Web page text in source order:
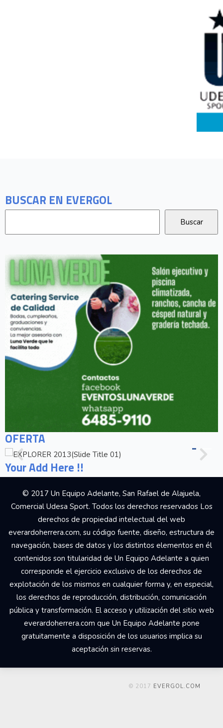
BUSCAR EN EVERGOL
OFERTA
Your Add Here !!
© 2017 Un Equipo Adelante, San Rafael de Alajuela,
Comercial Udesa Sport. Todos los derechos reservados Los
derechos de propiedad intelectual del web
everardoherrera.com, su código fuente, diseño, estructura de
navegación, bases de datos y los distintos elementos en él
contenidos son titularidad de Un Equipo Adelante a quien
corresponde el ejercicio exclusivo de los derechos de
explotación de los mismos en cualquier forma y, en especial,
los derechos de reproducción, distribución, comunicación
pública y transformación. El acceso y utilización del sitio web
everardoherrera.com que Un Equipo Adelante pone
gratuitamente a disposición de los usuarios implica su
aceptación sin reservas.
© 2017 EVERGOL.COM